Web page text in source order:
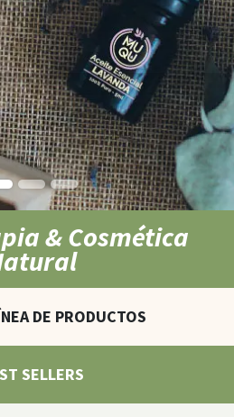
& Cosmética
DE PRODUCTOS
SELLERS